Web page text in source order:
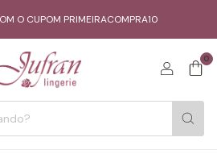
O CUPOM PRIMEIRACOMPRA10
0